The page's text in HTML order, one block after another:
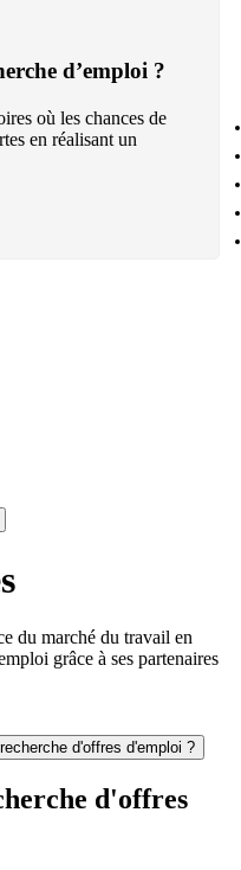
d’emploi ?
où les chances de
en réalisant un
du marché du travail en
grâce à ses partenaires
d'offres d'emploi ?
d'offres